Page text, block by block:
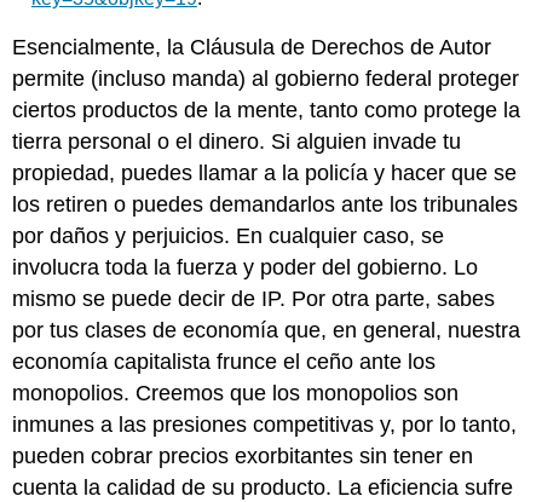
Esencialmente, la Cláusula de Derechos de Autor
permite (incluso manda) al gobierno federal proteger
ciertos productos de la mente, tanto como protege la
tierra personal o el dinero. Si alguien invade tu
propiedad, puedes llamar a la policía y hacer que se
los retiren o puedes demandarlos ante los tribunales
por daños y perjuicios. En cualquier caso, se
involucra toda la fuerza y poder del gobierno. Lo
mismo se puede decir de IP. Por otra parte, sabes
por tus clases de economía que, en general, nuestra
economía capitalista frunce el ceño ante los
monopolios. Creemos que los monopolios son
inmunes a las presiones competitivas y, por lo tanto,
pueden cobrar precios exorbitantes sin tener en
cuenta la calidad de su producto. La eficiencia sufre